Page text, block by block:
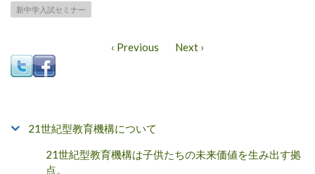
新中学入試セミナー
‹ Previous Next ›
21世紀型教育機構について
21世紀型教育機構は子供たちの未来価値を生み出す拠
点。